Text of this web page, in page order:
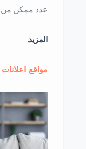
عدد ممكن من
المزيد
مواقع